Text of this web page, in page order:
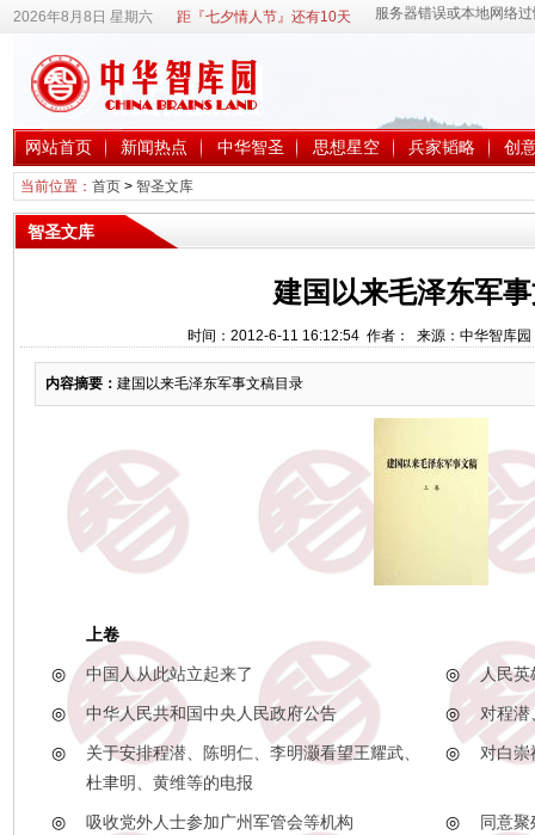
2026年8月8日 星期六 距『七夕情人节』还有10天
网站首页 新闻热点 中华智圣 思想星空 兵家韬略 创
当前位置： 首页> 智圣文库
智圣文库
建国以来毛泽东军
时间：2012-6-11 16:12:54 作者： 来源：中华智库
内容摘要： 建国以来毛泽东军事文稿目录
上卷
◎ 中国人从此站立起来了 ◎ 人民英
◎ 中华人民共和国中央人民政府公告 ◎ 对程
◎
关于安排程潜、陈明仁、李明灏看望王耀武、
杜聿明、黄维等的电报
◎ 对白崇
◎ 吸收党外人士参加广州军管会等机构 ◎ 同意聚